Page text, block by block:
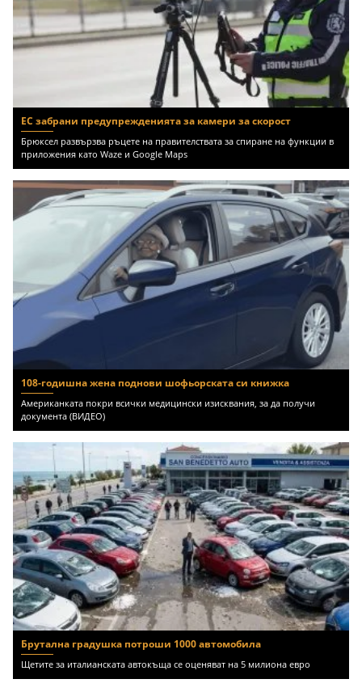
ЕС забрани предупрежденията за камери за скорост
Брюксел развързва ръцете на правителствата за спиране на функции в
приложения като Waze и Google Maps
108-годишна жена поднови шофьорската си книжка
Американката покри всички медицински изисквания, за да получи
документа (ВИДЕО)
Брутална градушка потроши 1000 автомобила
Щетите за италианската автокъща се оценяват на 5 милиона евро